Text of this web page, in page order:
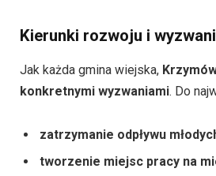
Kierunki rozwoju i
Jak każda gmina wiejska,
konkretnymi wyzwaniami. Do
zatrzymanie odpływu
tworzenie miejsc pracy na